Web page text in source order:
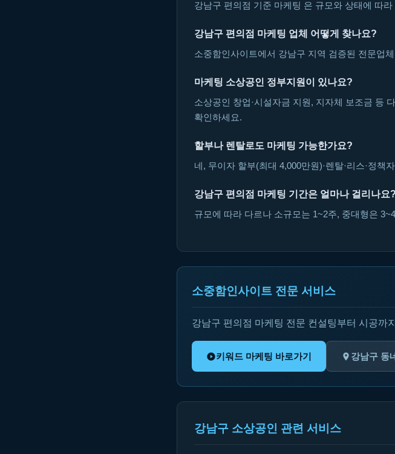
강남구 편의점 기준 마케팅 은 규모와 상태에 따
강남구 편의점 마케팅 업체 어떻게 찾나요?
소중함인사이트에서 강남구 지역 검증된 전문업
마케팅 소상공인 정부지원이 있나요?
소상공인 창업·시설자금 지원, 지자체 보조금 등
확인하세요.
할부나 렌탈로도 마케팅 가능한가요?
네, 무이자 할부(최대 4,000만원)·렌탈·리스·정
강남구 편의점 마케팅 기간은 얼마나 걸리나요?
규모에 따라 다르나 소규모는 1~2주, 중대형은
소중함인사이트 전문 서비스
강남구 편의점 마케팅 전문 컨설팅부터 시공까
키워드 마케팅 바로가기 강남구 동
강남구 소상공인 관련 서비스